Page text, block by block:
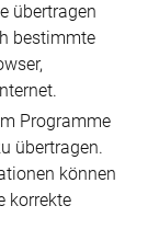
übertragen
bestimmte
Programme
übertragen.
können
korrekte